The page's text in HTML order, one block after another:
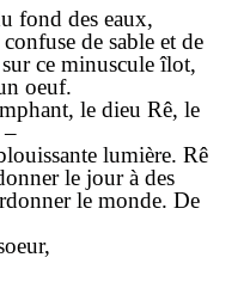
fond des eaux,
confuse de sable et de
ce minuscule îlot,
oeuf.
le dieu Rê, le
–
lumière. Rê
le jour à des
le monde. De